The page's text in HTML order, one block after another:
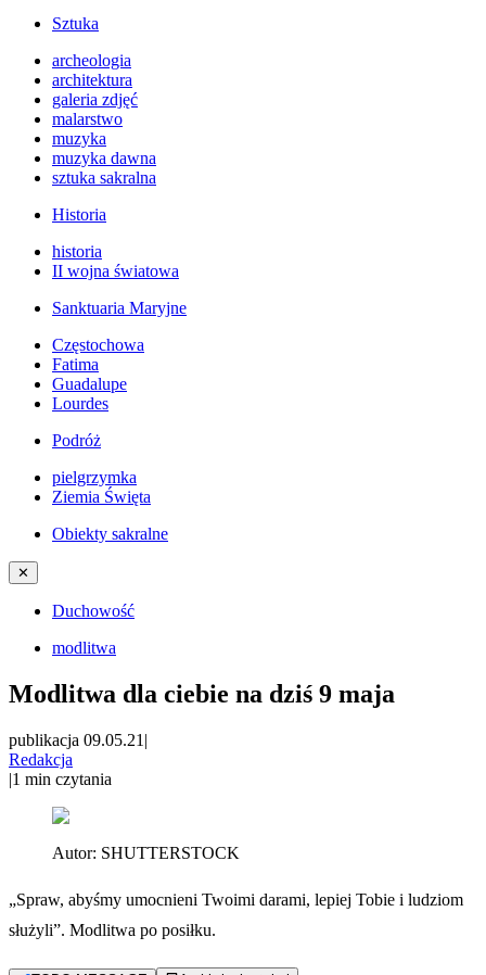
Sztuka
archeologia
architektura
galeria zdjęć
malarstwo
muzyka
muzyka dawna
sztuka sakralna
Historia
historia
II wojna światowa
Sanktuaria Maryjne
Częstochowa
Fatima
Guadalupe
Lourdes
Podróż
pielgrzymka
Ziemia Święta
Obiekty sakralne
✕
Duchowość
modlitwa
Modlitwa dla ciebie na dziś 9 maja
publikacja 09.05.21 |
Redakcja
|1 min czytania
Autor: SHUTTERSTOCK
„Spraw, abyśmy umocnieni Twoimi darami, lepiej Tobie i ludziom
służyli”. Modlitwa po posiłku.